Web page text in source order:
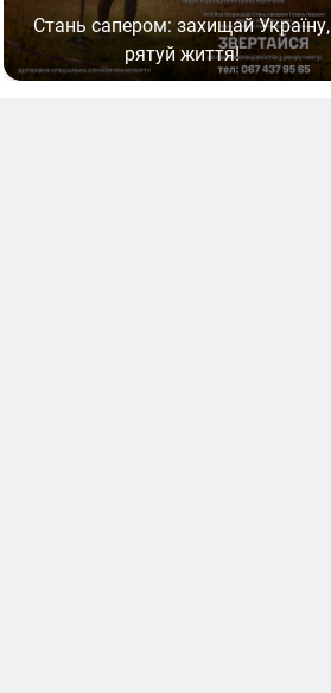
Стань сапером: захищай Україну,
рятуй життя!